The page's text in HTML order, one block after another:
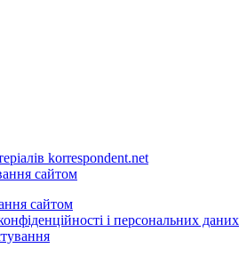
korrespondent.net
сайтом
сайтом
і персональних даних